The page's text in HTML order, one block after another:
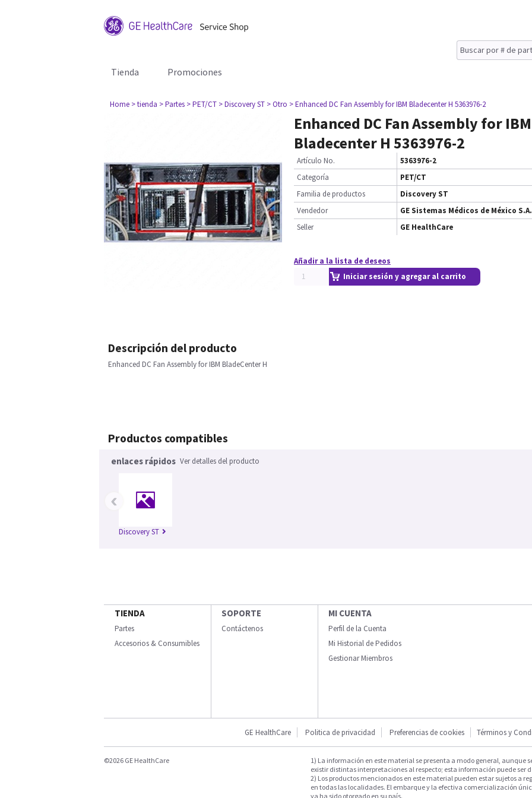
Tienda Promociones
Home > tienda > Partes > PET/CT > Discovery ST > Otro > Enhanced DC Fan Assembly for IBM Bladecenter H 5363976-2
Enhanced DC Fan Assembly for IBM
Bladecenter H 5363976-2
Artículo No.
5363976-2
Categoría
PET/CT
Familia de productos
Discovery ST
Vendedor
GE Sistemas Médicos de México S.A.
Seller
GE HealthCare
Añadir a la lista de deseos
Iniciar sesión y agregar al carrito
Descripción del producto
Enhanced DC Fan Assembly for IBM BladeCenter H
Productos compatibles
enlaces rápidos Ver detalles del producto
Discovery ST
‹
TIENDA
Partes
Accesorios & Consumibles
SOPORTE
Contáctenos
MI CUENTA
Perfil de la Cuenta
Mi Historial de Pedidos
Gestionar Miembros
GE HealthCare Politica de privacidad Preferencias de cookies Términos y
©2026 GE HealthCare
1) La información en este material se presenta a modo general, aunque
existir distintas interpretaciones al respecto; esta información puede ser
2) Los productos mencionados en este material pueden estar sujetos a
en todas las localidades. El embarque y la efectiva comercialización
ya ha sido otorgado en su país.